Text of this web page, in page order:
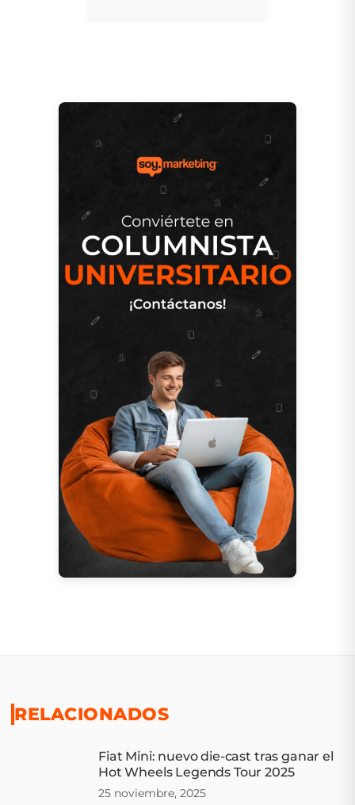
RELACIONADOS
Fiat Mini: nuevo die-cast tras ganar el
Hot Wheels Legends Tour 2025
25 noviembre, 2025